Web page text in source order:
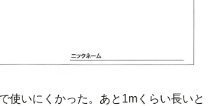
使いにくかった。あと1mくらい長いと